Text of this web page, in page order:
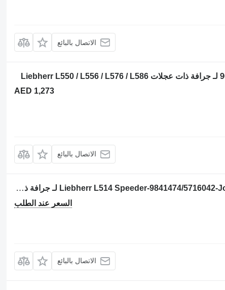
الاتصال بالبائع
AED 1,273
الاتصال بالبائع
عصا تحكم الهيدروليكية Liebherr L514 Speeder-9841474/5716042-Joystick/Steuergriff لـ جرافة ذات عجلات
السعر عند الطلب
الاتصال بالبائع